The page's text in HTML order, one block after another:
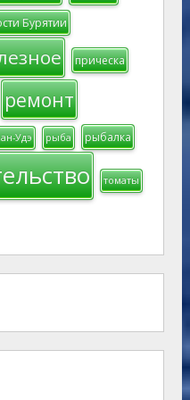
Бурятии
прическа
ремонт
Удэ рыба рыбалка
томаты